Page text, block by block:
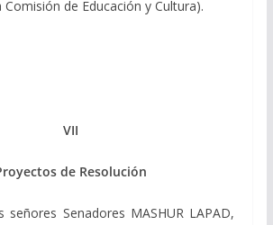
Comisión de Educación y Cultura).
VII
de Resolución
Senadores MASHUR LAPAD,